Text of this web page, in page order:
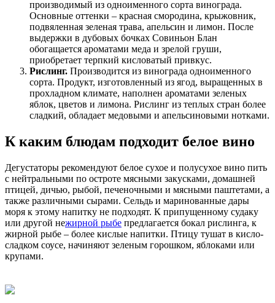
производимый из одноименного сорта винограда.
Основные оттенки – красная смородина, крыжовник,
подвяленная зеленая трава, апельсин и лимон. После
выдержки в дубовых бочках Совиньон Блан
обогащается ароматами меда и зрелой груши,
приобретает терпкий кисловатый привкус.
Рислинг. Производится из винограда одноименного
сорта. Продукт, изготовленный из ягод, выращенных в
прохладном климате, наполнен ароматами зеленых
яблок, цветов и лимона. Рислинг из теплых стран более
сладкий, обладает медовыми и апельсиновыми нотками.
К каким блюдам подходит белое вино
Дегустаторы рекомендуют белое сухое и полусухое вино пить
с нейтральными по остроте мясными закусками, домашней
птицей, дичью, рыбой, печеночными и мясными паштетами, а
также различными сырами. Сельдь и маринованные дары
моря к этому напитку не подходят. К припущенному судаку
или другой нежирной рыбе предлагается бокал рислинга, к
жирной рыбе – более кислые напитки. Птицу тушат в кисло-
сладком соусе, начиняют зеленым горошком, яблоками или
крупами.